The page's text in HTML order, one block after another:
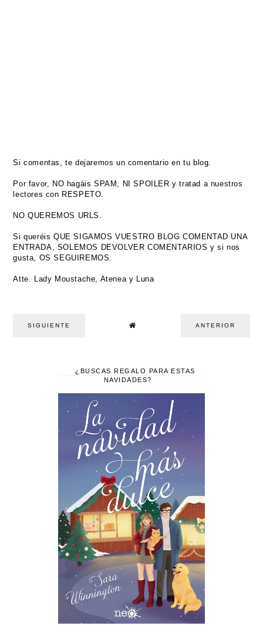
Si comentas, te dejaremos un comentario en tu blog.
Por favor, NO hagáis SPAM, NI SPOILER y tratad a nuestros
lectores con RESPETO.
NO QUEREMOS URLS.
Si queréis QUE SIGAMOS VUESTRO BLOG COMENTAD UNA
ENTRADA, SOLEMOS DEVOLVER COMENTARIOS y si nos
gusta, OS SEGUIREMOS.
Atte. Lady Moustache, Atenea y Luna
SIGUIENTE ANTERIOR
¿BUSCAS REGALO PARA ESTAS
NAVIDADES?